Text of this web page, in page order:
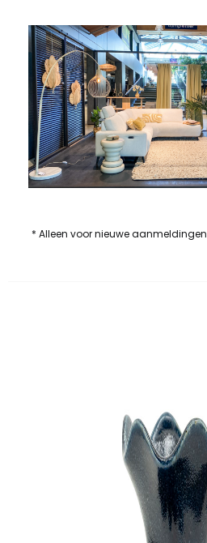
* Alleen voor nieuwe aanmeldingen